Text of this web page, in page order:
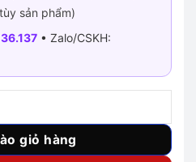
sản phẩm)
• Zalo/CSKH:
Carbon số lượng
giỏ hàng